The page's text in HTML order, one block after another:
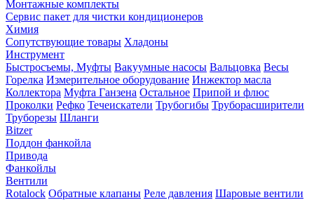
Монтажные комплекты
Сервис пакет для чистки кондиционеров
Химия
Сопутствующие товары Хладоны
Инструмент
Быстросъемы, Муфты Вакуумные насосы Вальцовка Весы
Горелка Измерительное оборудование Инжектор масла
Коллектора Муфта Ганзена Остальное Припой и флюс
Проколки Рефко Течеискатели Трубогибы Труборасширители
Труборезы Шланги
Bitzer
Поддон фанкойла
Привода
Фанкойлы
Вентили
Rotalock Обратные клапаны Реле давления Шаровые вентили